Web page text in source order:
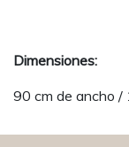
Dimensiones:
90 cm de ancho /